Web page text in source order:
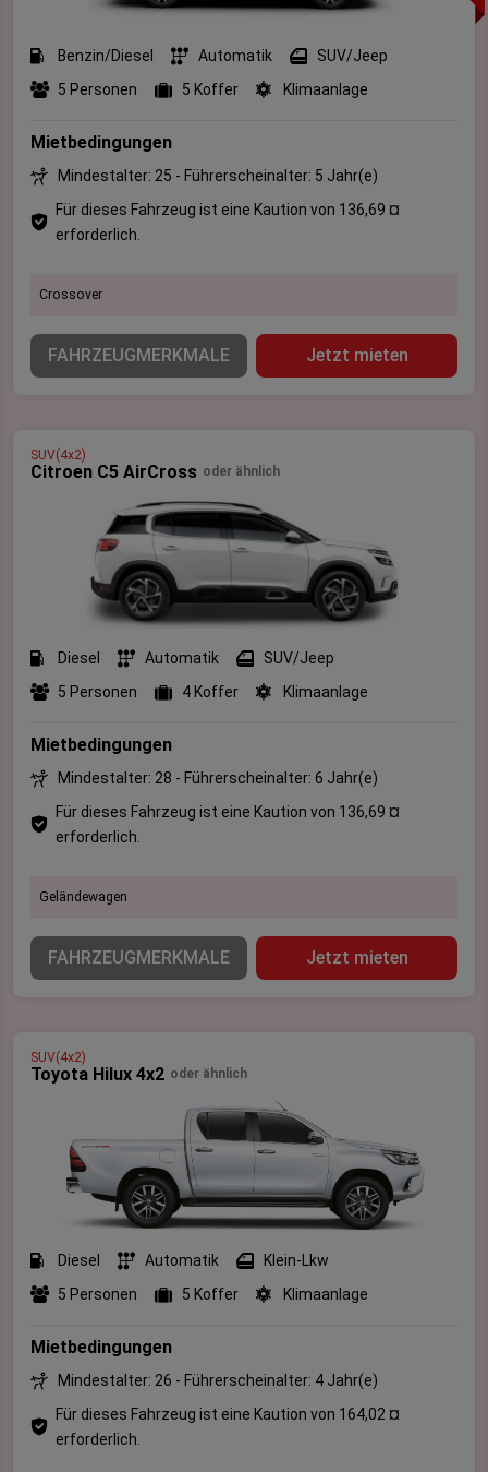
Benzin/Diesel Automatik
SUV/Jeep
5 Personen
5 Koffer Klimaanlage
Mietbedingungen
Mindestalter: 25 - Führerscheinalter: 5 Jahr(e)
Für dieses Fahrzeug ist eine Kaution von 136,69 ¤
erforderlich.
Crossover
FAHRZEUGMERKMALE Jetzt mieten
SUV(4x2)
Citroen C5 AirCross oder ähnlich
Diesel Automatik
SUV/Jeep
5 Personen
4 Koffer Klimaanlage
Mietbedingungen
Mindestalter: 28 - Führerscheinalter: 6 Jahr(e)
Für dieses Fahrzeug ist eine Kaution von 136,69 ¤
erforderlich.
Geländewagen
FAHRZEUGMERKMALE Jetzt mieten
SUV(4x2)
Toyota Hilux 4x2 oder ähnlich
Diesel Automatik
Klein-Lkw
5 Personen
5 Koffer Klimaanlage
Mietbedingungen
Mindestalter: 26 - Führerscheinalter: 4 Jahr(e)
Für dieses Fahrzeug ist eine Kaution von 164,02 ¤
erforderlich.